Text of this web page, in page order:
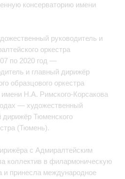
консерваторию имени
руководитель и
оркестра
по 2020 год —
и главный дирижёр
образцового оркестра
Н.А. Римского‑Корсакова
— художественный
дирижёр Тюменского
(Тюмень).
с Адмиралтейским
коллектив в филармоническую
и принесла международное